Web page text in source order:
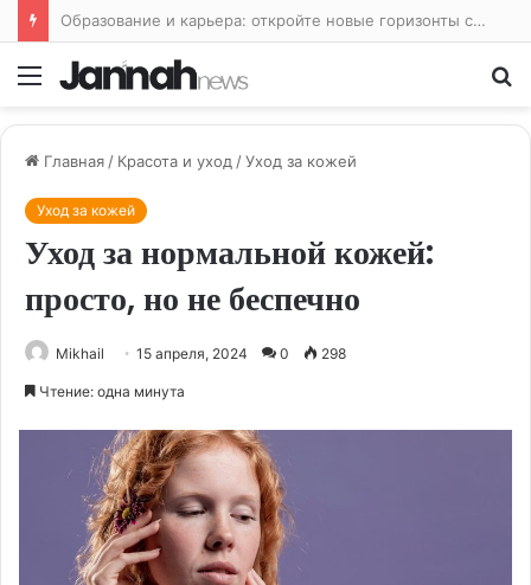
Интенсивные тренировки: путь к максимальной производительности
Меню
Главная / Красота и уход /Уход за кожей
Уход за кожей
Уход за нормальной кожей:
просто, но не беспечно
Mikhail 15 апреля, 2024 0 298
Чтение: одна минута